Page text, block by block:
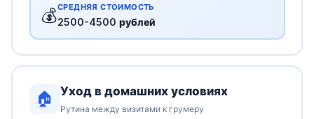
💰СРЕДНЯЯ СТОИМОСТЬ
2500-4500 рублей
🏠 Уход в домашних условиях
Рутина между визитами к грумеру